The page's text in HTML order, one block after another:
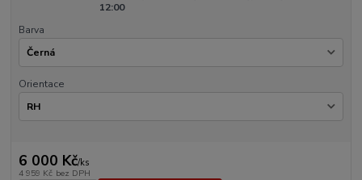
12:00
Barva
Orientace
6 000 Kč/ks
4 959 Kč bez DPH